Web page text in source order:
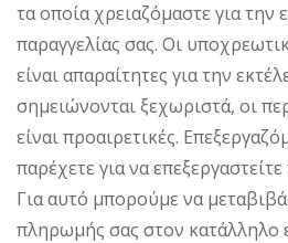
τα οποία χρειαζόμαστε για την
παραγγελίας σας. Οι
είναι απαραίτητες για την
σημειώνονται ξεχωριστά, οι
είναι προαιρετικές.
παρέχετε για να
Για αυτό μπορούμε να
πληρωμής σας στον κατάλληλο